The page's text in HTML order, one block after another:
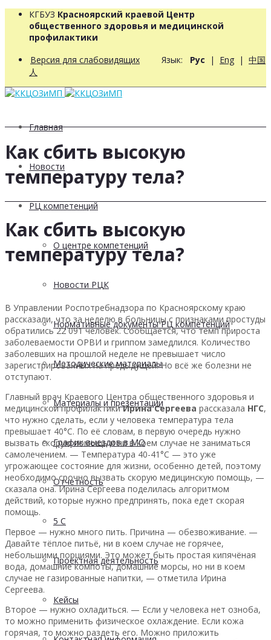
КГБУЗ Красноярский краевой Центр
общественного здоровья и медицинской
профилактики
Версия для слабовидящих Язык: Рус | Eng | 中国
人
Главная
Новости
РЦ компетенций
О центре компетенций
Новости РЦК
Нормативные документы РЦ компетенций
Методические материалы
Материалы и презентации
График выездов в МО
Отчетность
5 С
Проектная деятельность
Кейсы
Как сбить высокую
температуру тела?
Как сбить высокую
температуру тела?
В Управлении Роспотребнадзора по Красноярскому краю
рассказали, что за неделю в больницы с признаками простуды
обратились 22 091 человек. Сообщается, что темп прироста
заболеваемости ОРВИ и гриппом замедлился. Количество
заболевших на прошлой неделе не превышает число
зарегистрированных на предыдущей. Но всё же болезни не
отступают.
Главный врач Краевого Центра общественного здоровья и
медицинской профилактикиИрина Сергеева рассказала НГС,
что нужно сделать, если у человека температура тела
превышает 40°С. По её словам, в первую очередь нужно
вызвать скорую помощь и ни в коем случае не заниматься
самолечением. — Температура 40-41°С — это уже
угрожающее состояние для жизни, особенно детей, поэтому
необходимо срочно вызвать скорую медицинскую помощь, —
сказала она. Ирина Сергеева поделилась алгоритмом
действий, которые нужно предпринять, пока едет скорая
помощь.
Первое — нужно много пить. Причина — обезвоживание. —
Давайте тёплое питьё, ни в коем случае не горячее,
небольшими порциями. Это может быть простая кипячёная
вода, домашние компоты, домашние морсы, но ни в коем
случае не газированные напитки, — отметила Ирина
Сергеева.
Второе — нужно охладиться. — Если у человека нет озноба,
то можно применить физическое охлаждение. Если кожа
горячая, то можно раздеть его. Можно приложить